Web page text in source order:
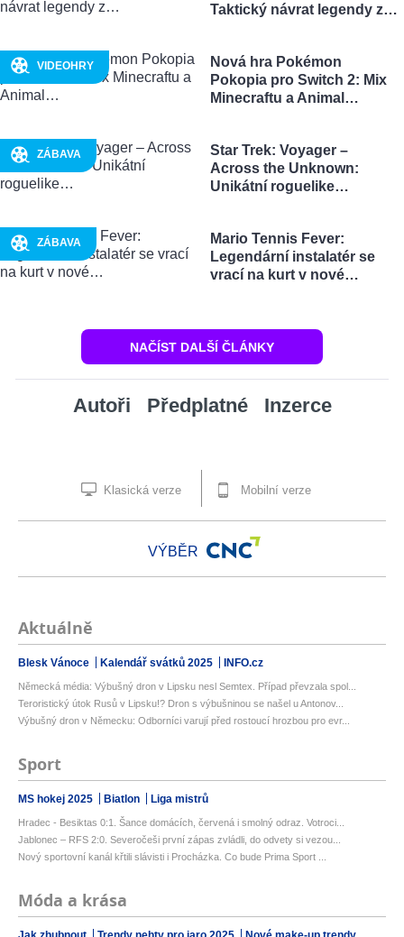
Taktický návrat legendy z…
VIDEOHRY
Nová hra Pokémon
Pokopia pro Switch 2: Mix
Minecraftu a Animal…
ZÁBAVA
Star Trek: Voyager –
Across the Unknown:
Unikátní roguelike…
ZÁBAVA
Mario Tennis Fever:
Legendární instalatér se
vrací na kurt v nové…
NAČÍST DALŠÍ ČLÁNKY
Autoři Předplatné Inzerce
Klasická verze Mobilní verze
VÝBĚR
Aktuálně
Blesk Vánoce Kalendář svátků 2025 INFO.cz
Německá média: Výbušný dron v Lipsku nesl Semtex. Případ převzala spol...
Teroristický útok Rusů v Lipsku!? Dron s výbušninou se našel u Antonov...
Výbušný dron v Německu: Odborníci varují před rostoucí hrozbou pro evr...
Sport
MS hokej 2025 Biatlon Liga mistrů
Hradec - Besiktas 0:1. Šance domácích, červená i smolný odraz. Votroci...
Jablonec – RFS 2:0. Severočeši první zápas zvládli, do odvety si vezou...
Nový sportovní kanál křtili slávisti i Procházka. Co bude Prima Sport ...
Móda a krása